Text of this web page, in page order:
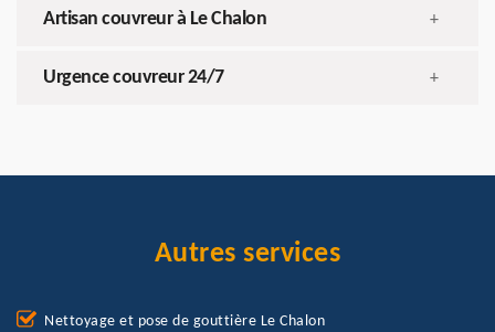
Artisan couvreur à Le Chalon +
Urgence couvreur 24/7 +
Autres services
Nettoyage et pose de gouttière Le Chalon